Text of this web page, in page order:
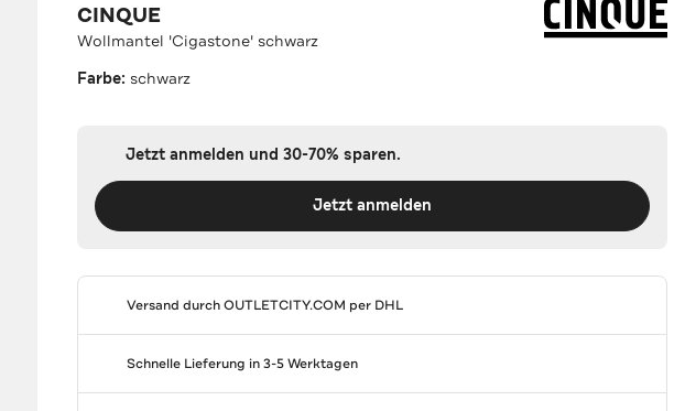
CINQUE
Wollmantel 'Cigastone' schwarz
Farbe: schwarz
Jetzt anmelden und 30-70% sparen.
Jetzt anmelden
Versand durchOUTLETCITY.COM per DHL
Schnelle Lieferung in 3-5 Werktagen